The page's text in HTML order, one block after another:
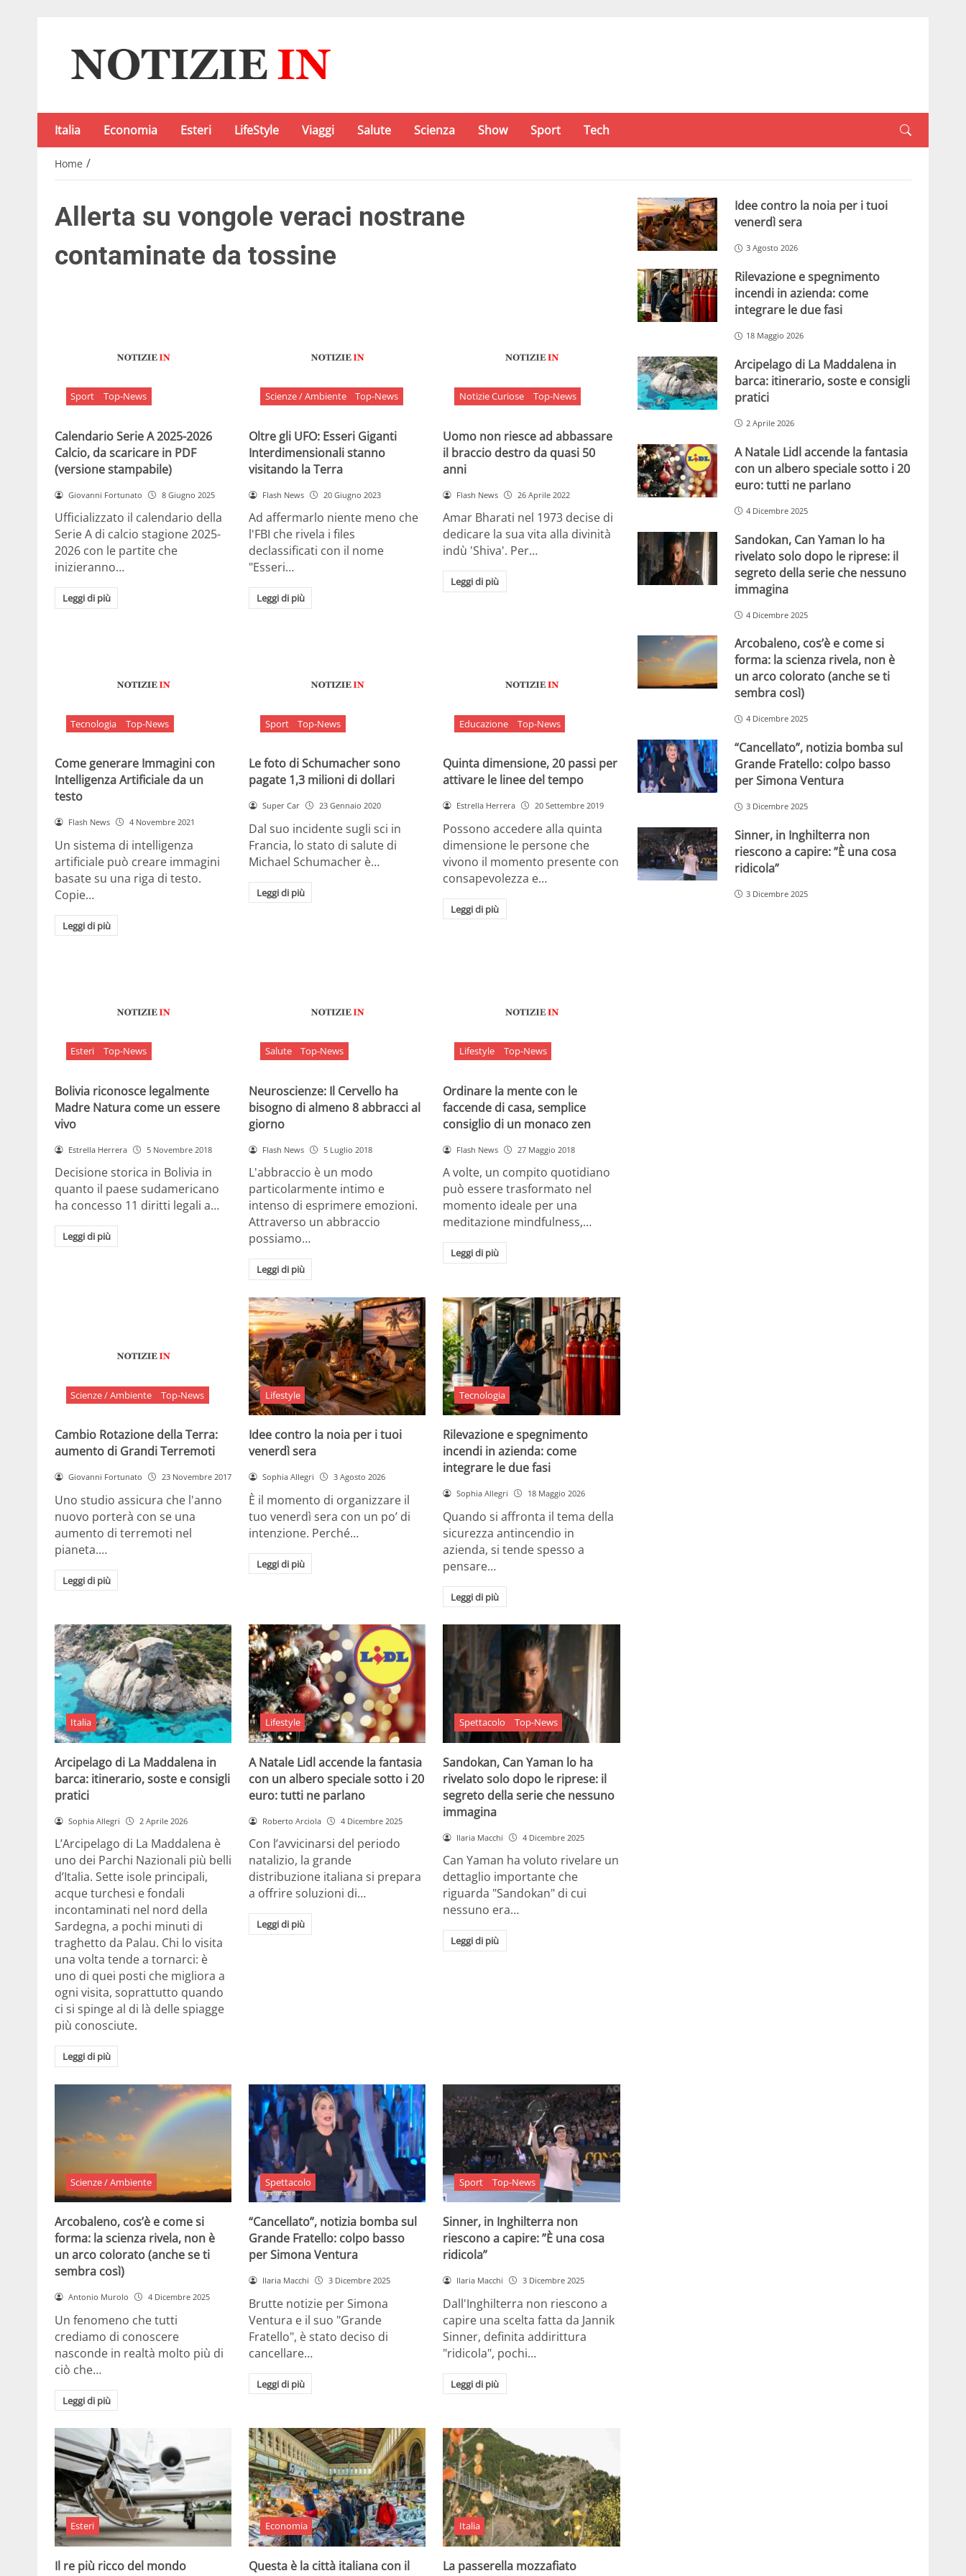
Italia Economia Esteri LifeStyle Viaggi Salute Scienza Show Sport Tech
Home /
Allerta su vongole veraci nostrane
contaminate da tossine
Sport Top-News
Calendario Serie A 2025-2026
Calcio, da scaricare in PDF
(versione stampabile)
Giovanni Fortunato 8 Giugno 2025
Ufficializzato il calendario della
Serie A di calcio stagione 2025-
2026 con le partite che
inizieranno…
Leggi di più
Scienze / Ambiente Top-News
Oltre gli UFO: Esseri Giganti
Interdimensionali stanno
visitando la Terra
Flash News 20 Giugno 2023
Ad affermarlo niente meno che
l'FBI che rivela i files
declassificati con il nome
"Esseri…
Leggi di più
Notizie Curiose Top-News
Uomo non riesce ad abbassare
il braccio destro da quasi 50
anni
Flash News 26 Aprile 2022
Amar Bharati nel 1973 decise di
dedicare la sua vita alla divinità
indù 'Shiva'. Per…
Leggi di più
Tecnologia Top-News
Come generare Immagini con
Intelligenza Artificiale da un
testo
Flash News 4 Novembre 2021
Un sistema di intelligenza
artificiale può creare immagini
basate su una riga di testo.
Copie…
Leggi di più
Sport Top-News
Le foto di Schumacher sono
pagate 1,3 milioni di dollari
Super Car 23 Gennaio 2020
Dal suo incidente sugli sci in
Francia, lo stato di salute di
Michael Schumacher è…
Leggi di più
Educazione Top-News
Quinta dimensione, 20 passi per
attivare le linee del tempo
Estrella Herrera 20 Settembre 2019
Possono accedere alla quinta
dimensione le persone che
vivono il momento presente con
consapevolezza e…
Leggi di più
Esteri Top-News
Bolivia riconosce legalmente
Madre Natura come un essere
vivo
Estrella Herrera 5 Novembre 2018
Decisione storica in Bolivia in
quanto il paese sudamericano
ha concesso 11 diritti legali a…
Leggi di più
Salute Top-News
Neuroscienze: Il Cervello ha
bisogno di almeno 8 abbracci al
giorno
Flash News 5 Luglio 2018
L'abbraccio è un modo
particolarmente intimo e
intenso di esprimere emozioni.
Attraverso un abbraccio
possiamo…
Leggi di più
Lifestyle Top-News
Ordinare la mente con le
faccende di casa, semplice
consiglio di un monaco zen
Flash News 27 Maggio 2018
A volte, un compito quotidiano
può essere trasformato nel
momento ideale per una
meditazione mindfulness,…
Leggi di più
Scienze / Ambiente Top-News
Cambio Rotazione della Terra:
aumento di Grandi Terremoti
Giovanni Fortunato 23 Novembre 2017
Uno studio assicura che l'anno
nuovo porterà con se una
aumento di terremoti nel
pianeta.…
Leggi di più
Lifestyle
Idee contro la noia per i tuoi
venerdì sera
Sophia Allegri 3 Agosto 2026
È il momento di organizzare il
tuo venerdì sera con un po’ di
intenzione. Perché…
Leggi di più
Tecnologia
Rilevazione e spegnimento
incendi in azienda: come
integrare le due fasi
Sophia Allegri 18 Maggio 2026
Quando si affronta il tema della
sicurezza antincendio in
azienda, si tende spesso a
pensare…
Leggi di più
Italia
Arcipelago di La Maddalena in
barca: itinerario, soste e consigli
pratici
Sophia Allegri 2 Aprile 2026
L’Arcipelago di La Maddalena è
uno dei Parchi Nazionali più belli
d’Italia. Sette isole principali,
acque turchesi e fondali
incontaminati nel nord della
Sardegna, a pochi minuti di
traghetto da Palau. Chi lo visita
una volta tende a tornarci: è
uno di quei posti che migliora a
ogni visita, soprattutto quando
ci si spinge al di là delle spiagge
più conosciute.
Leggi di più
Lifestyle
A Natale Lidl accende la fantasia
con un albero speciale sotto i 20
euro: tutti ne parlano
Roberto Arciola 4 Dicembre 2025
Con l’avvicinarsi del periodo
natalizio, la grande
distribuzione italiana si prepara
a offrire soluzioni di…
Leggi di più
Spettacolo Top-News
Sandokan, Can Yaman lo ha
rivelato solo dopo le riprese: il
segreto della serie che nessuno
immagina
Ilaria Macchi 4 Dicembre 2025
Can Yaman ha voluto rivelare un
dettaglio importante che
riguarda "Sandokan" di cui
nessuno era…
Leggi di più
Scienze / Ambiente
Arcobaleno, cos’è e come si
forma: la scienza rivela, non è
un arco colorato (anche se ti
sembra così)
Antonio Murolo 4 Dicembre 2025
Un fenomeno che tutti
crediamo di conoscere
nasconde in realtà molto più di
ciò che…
Leggi di più
Spettacolo
“Cancellato”, notizia bomba sul
Grande Fratello: colpo basso
per Simona Ventura
Ilaria Macchi 3 Dicembre 2025
Brutte notizie per Simona
Ventura e il suo "Grande
Fratello", è stato deciso di
cancellare…
Leggi di più
Sport Top-News
Sinner, in Inghilterra non
riescono a capire: ”È una cosa
ridicola”
Ilaria Macchi 3 Dicembre 2025
Dall'Inghilterra non riescono a
capire una scelta fatta da Jannik
Sinner, definita addirittura
"ridicola", pochi…
Leggi di più
Esteri
Il re più ricco del mondo
Economia
Questa è la città italiana con il
Italia
La passerella mozzafiato
Idee contro la noia per i tuoi
venerdì sera
3 Agosto 2026
Rilevazione e spegnimento
incendi in azienda: come
integrare le due fasi
18 Maggio 2026
Arcipelago di La Maddalena in
barca: itinerario, soste e consigli
pratici
2 Aprile 2026
A Natale Lidl accende la fantasia
con un albero speciale sotto i 20
euro: tutti ne parlano
4 Dicembre 2025
Sandokan, Can Yaman lo ha
rivelato solo dopo le riprese: il
segreto della serie che nessuno
immagina
4 Dicembre 2025
Arcobaleno, cos’è e come si
forma: la scienza rivela, non è
un arco colorato (anche se ti
sembra così)
4 Dicembre 2025
“Cancellato”, notizia bomba sul
Grande Fratello: colpo basso
per Simona Ventura
3 Dicembre 2025
Sinner, in Inghilterra non
riescono a capire: ”È una cosa
ridicola”
3 Dicembre 2025